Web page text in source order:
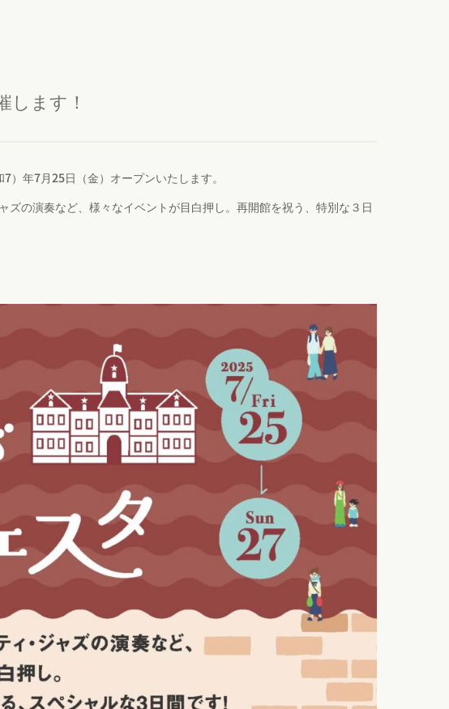
します！
年7月25日（金）オープンいたします。
の演奏など、様々なイベントが目白押し。再開館を祝う、特別な３日